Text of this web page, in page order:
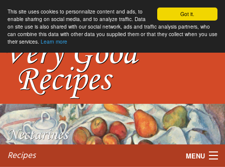
Got it.
This site uses cookies to personnalize content and ads, to
enable sharing on social media, and to analyze traffic. Data
on site use is also shared with our social network, ads and traffic analysis partners, who
can combine this data with other data you supplied them or that they collect when you use
their services. Learn more
Recipes MENU